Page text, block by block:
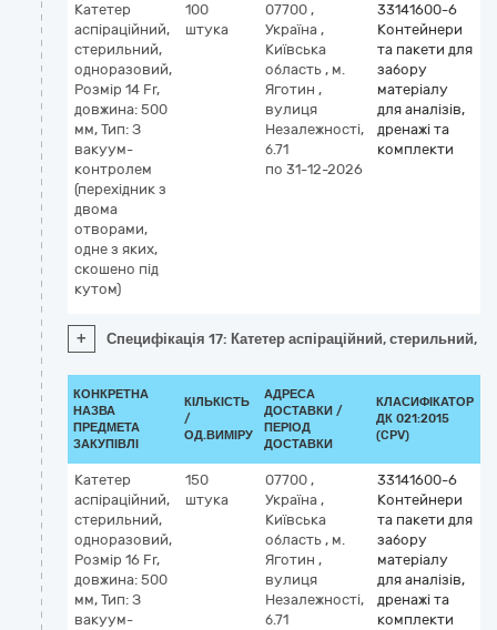
Катетер
аспіраційний,
стерильний,
одноразовий,
Розмір 14 Fr,
довжина: 500
мм, Тип: З
вакуум-
контролем
(перехідник з
двома
отворами,
одне з яких,
скошено під
кутом)
100
штука
07700 ,
Україна ,
Київська
область , м.
Яготин ,
вулиця
Незалежності,
б.71
по 31-12-2026
33141600-6
Контейнери
та пакети для
забору
матеріалу
для аналізів,
дренажі та
комплекти
+ Специфікація 17: Катетер аспіраційний,
КОНКРЕТНА
НАЗВА
ПРЕДМЕТА
ЗАКУПІВЛІ
КІЛЬКІСТЬ
/
ОД.ВИМІРУ
АДРЕСА
ДОСТАВКИ /
ПЕРІОД
ДОСТАВКИ
КЛАСИФІКАТОР
ДК 021:2015
(CPV)
Катетер
аспіраційний,
стерильний,
одноразовий,
Розмір 16 Fr,
довжина: 500
мм, Тип: З
вакуум-
150
штука
07700 ,
Україна ,
Київська
область , м.
Яготин ,
вулиця
Незалежності,
б.71
33141600-6
Контейнери
та пакети для
забору
матеріалу
для аналізів,
дренажі та
комплекти